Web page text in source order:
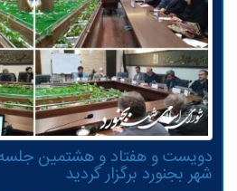
دویست و هفتاد و هشتمین
شهر بجنورد برگزار گردید